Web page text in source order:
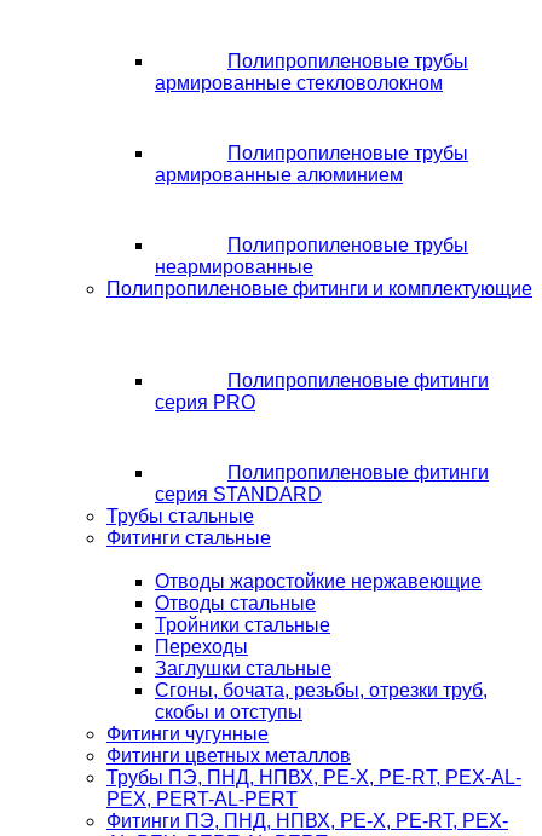
Полипропиленовые трубы
армированные стекловолокном
Полипропиленовые трубы
армированные алюминием
Полипропиленовые трубы
неармированные
Полипропиленовые фитинги и комплектующие
Полипропиленовые фитинги
серия PRO
Полипропиленовые фитинги
серия STANDARD
Трубы стальные
Фитинги стальные
Отводы жаростойкие нержавеющие
Отводы стальные
Тройники стальные
Переходы
Заглушки стальные
Сгоны, бочата, резьбы, отрезки труб,
скобы и отступы
Фитинги чугунные
Фитинги цветных металлов
Трубы ПЭ, ПНД, НПВХ, PE-X, PE-RT, PEX-AL-
PEX, PERT-AL-PERT
Фитинги ПЭ, ПНД, НПВХ, PE-X, PE-RT, PEX-